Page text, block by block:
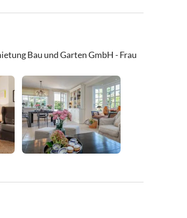
Bau und Garten GmbH - Frau